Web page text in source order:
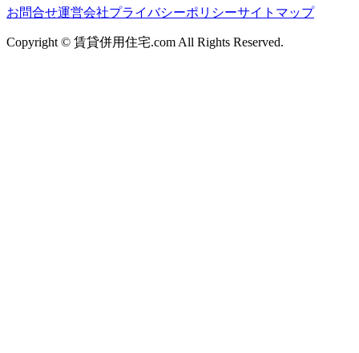
お問合せ運営会社プライバシーポリシーサイトマップ
Copyright © 賃貸併用住宅.com All Rights Reserved.